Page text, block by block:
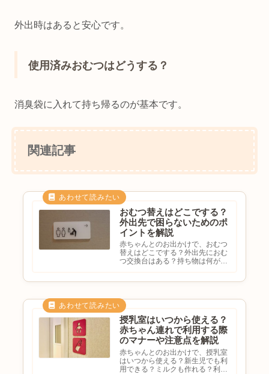
外出時はあると安心です。
使用済みおむつはどうする？
消臭袋に入れて持ち帰るのが基本です。
関連記事
おむつ替えはどこでする？
外出先で困らないためのポ
イントを解説
赤ちゃんとのお出かけで、おむつ
替えはどこでする？外出先におむ
つ交換台はある？持ち物は何が必
しておくと安心です。この記事
で...
授乳室はいつから使える？
赤ちゃん連れで利用する際
のマナーや注意点を解説
赤ちゃんとのお出かけで、授乳室
はいつから使える？新生児でも利
用できる？ミルクも作れる？利用